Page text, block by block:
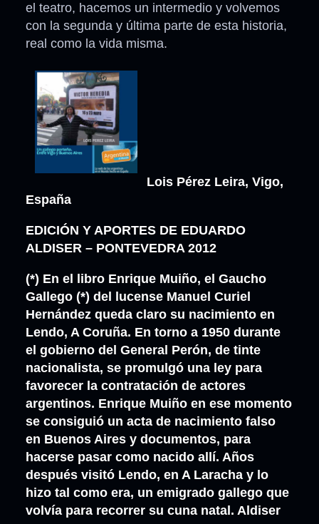
el teatro, hacemos un intermedio y volvemos
con la segunda y última parte de esta historia,
real como la vida misma.
Lois Pérez Leira, Vigo,
España
EDICIÓN Y APORTES DE EDUARDO
ALDISER – PONTEVEDRA 2012
(*) En el libro Enrique Muiño, el Gaucho
Gallego (*) del lucense Manuel Curiel
Hernández queda claro su nacimiento en
Lendo, A Coruña. En torno a 1950 durante
el gobierno del General Perón, de tinte
nacionalista, se promulgó una ley para
favorecer la contratación de actores
argentinos. Enrique Muiño en ese momento
se consiguió un acta de nacimiento falso
en Buenos Aires y documentos, para
hacerse pasar como nacido allí. Años
después visitó Lendo, en A Laracha y lo
hizo tal como era, un emigrado gallego que
volvía para recorrer su cuna natal. Aldiser